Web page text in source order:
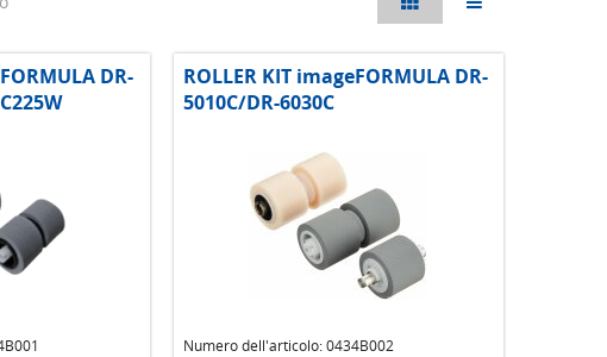
DR-
ROLLER KIT imageFORMULA DR-
5010C/DR-6030C
Numero dell'articolo: 0434B002